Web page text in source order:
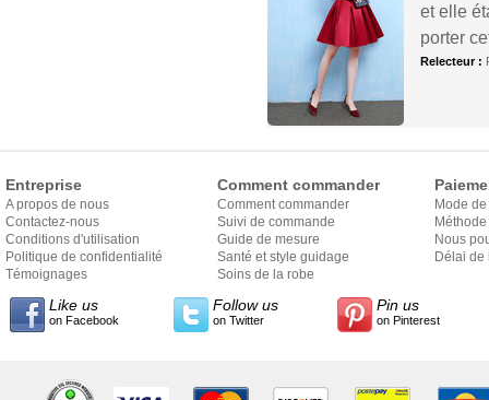
et elle
porter
Relecteur :
Entreprise
A propos de nous
Contactez-nous
Conditions d'utilisation
Politique de confidentialité
Témoignages
Comment commander
Comment commander
Suivi de commande
Guide de mesure
Santé et style guidage
Soins de la robe
Mode
Nous
Délai de
Like us
on Facebook
Follow us
on Twitter
Pin us
on Pinterest